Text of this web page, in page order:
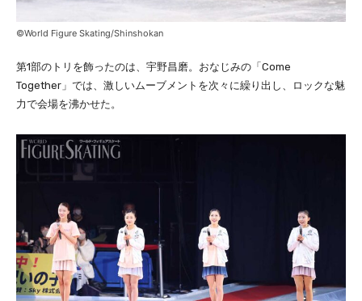
©World Figure Skating/Shinshokan
第1部のトリを飾ったのは、宇野昌磨。おなじみの「Come
Together」では、激しいムーブメントを次々に繰り出し、ロックな魅
力で会場を沸かせた。